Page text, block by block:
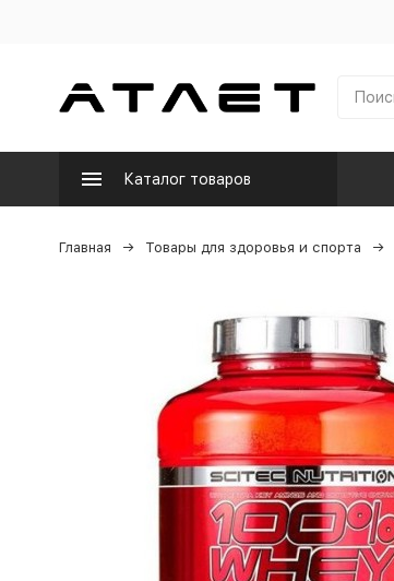
Каталог товаров
Главная Товары для здоровья и спорта